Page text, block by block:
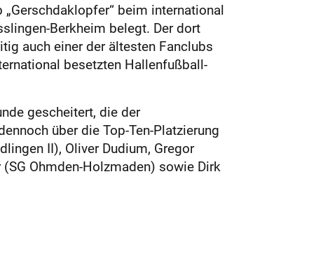
beim international
Berkheim belegt. Der dort
auch einer der ältesten Fanclubs
besetzten Hallenfußball-
gescheitert, die der
über die Top-Ten-Platzierung
II), Oliver Dudium, Gregor
Ohmden-Holzmaden) sowie Dirk